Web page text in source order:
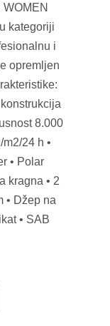
kategoriji
i
opremljen
8.000
24 h •
• Polar
kragna • 2
• Džep na
• SAB